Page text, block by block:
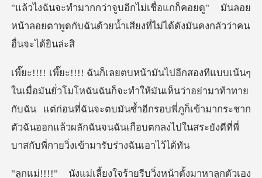
ยดู" มันลอย
หน้าลอยตาพูดกับฉันด้วยน้ำเสียง
ให้มันเห็นว่าอย่ามาท้าทาย
กับฉัน แต่ก่อนที่ฉันจะตบมันซ้ำอีกรอบพี่ภูก็เข้ามากระชาก
ตัวฉันอ
จร้ายรีบวิ่งหน้าตั้งมาหาลู